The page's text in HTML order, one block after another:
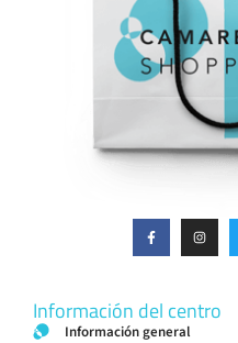
Información del centro
Información general